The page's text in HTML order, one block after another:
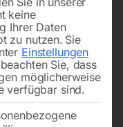
keine
Ihrer Daten
zu nutzen. Sie
Einstellungen
Sie, dass
möglicherweise
verfügbar sind.